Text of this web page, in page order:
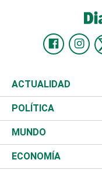
ACTUALIDAD
Nacional
Ciudad
Educación
POLÍTICA
Partidos
JCE
MUNDO
Estados Unidos
ECONOMÍA